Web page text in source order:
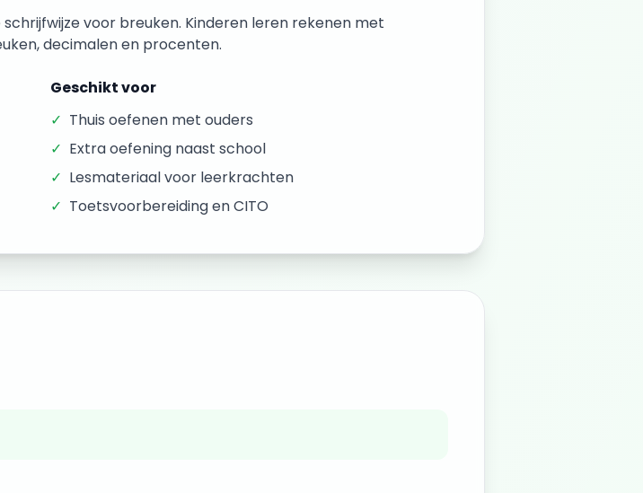
voor breuken. Kinderen leren rekenen met
decimalen en procenten.
Geschikt voor
✓ Thuis oefenen met ouders
✓ Extra oefening naast school
✓ Lesmateriaal voor leerkrachten
✓ Toetsvoorbereiding en CITO